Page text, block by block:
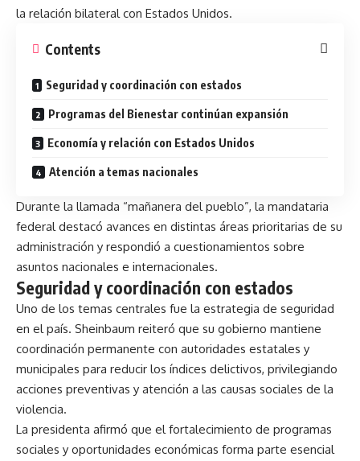
la relación bilateral con Estados Unidos.
Contents
Seguridad y coordinación con estados
Programas del Bienestar continúan expansión
Economía y relación con Estados Unidos
Atención a temas nacionales
Durante la llamada “mañanera del pueblo”, la mandataria
federal destacó avances en distintas áreas prioritarias de su
administración y respondió a cuestionamientos sobre
asuntos nacionales e internacionales.
Seguridad y coordinación con estados
Uno de los temas centrales fue la estrategia de seguridad
en el país. Sheinbaum reiteró que su gobierno mantiene
coordinación permanente con autoridades estatales y
municipales para reducir los índices delictivos, privilegiando
acciones preventivas y atención a las causas sociales de la
violencia.
La presidenta afirmó que el fortalecimiento de programas
sociales y oportunidades económicas forma parte esencial